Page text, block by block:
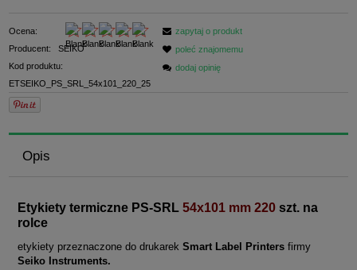
Ocena:
Producent:
SEIKO
Kod produktu:
ETSEIKO_PS_SRL_54x101_220_25
zapytaj o produkt
poleć znajomemu
dodaj opinię
Opis
Etykiety termiczne PS-SRL 54x101 mm 220 szt. na
rolce
etykiety przeznaczone do drukarek Smart Label Printers firmy
Seiko Instruments.